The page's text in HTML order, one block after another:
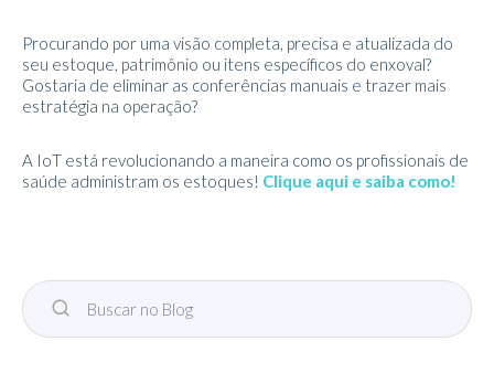
Procurando por uma visão completa, precisa e atualizada do
seu estoque, patrimônio ou itens específicos do enxoval?
Gostaria de eliminar as conferências manuais e trazer mais
estratégia na operação?
A IoT está revolucionando a maneira como os profissionais de
saúde administram os estoques! Clique aqui e saiba como!